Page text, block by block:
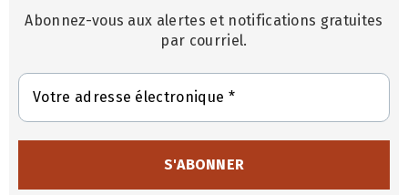
Abonnez-vous aux alertes et notifications gratuites
par courriel.